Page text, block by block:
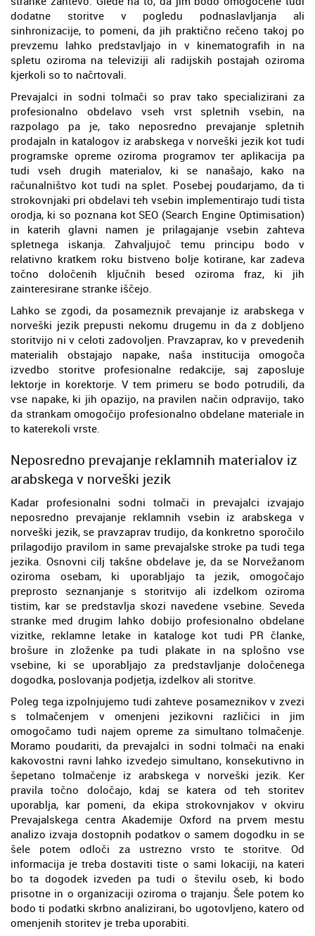
dodatne storitve v pogledu podnaslavljanja ali
sinhronizacije, to pomeni, da jih praktično rečeno takoj po
prevzemu lahko predstavljajo in v kinematografih in na
spletu oziroma na televiziji ali radijskih postajah oziroma
kjerkoli so to načrtovali.
Prevajalci in sodni tolmači so prav tako specializirani za
profesionalno obdelavo vseh vrst spletnih vsebin, na
razpolago pa je, tako neposredno prevajanje spletnih
prodajaln in katalogov iz arabskega v norveški jezik kot tudi
programske opreme oziroma programov ter aplikacija pa
tudi vseh drugih materialov, ki se nanašajo, kako na
računalništvo kot tudi na splet. Posebej poudarjamo, da ti
strokovnjaki pri obdelavi teh vsebin implementirajo tudi tista
orodja, ki so poznana kot SEO (Search Engine Optimisation)
in katerih glavni namen je prilagajanje vsebin zahteva
spletnega iskanja. Zahvaljujoč temu principu bodo v
relativno kratkem roku bistveno bolje kotirane, kar zadeva
točno določenih ključnih besed oziroma fraz, ki jih
zainteresirane stranke iščejo.
Lahko se zgodi, da posameznik prevajanje iz arabskega v
norveški jezik prepusti nekomu drugemu in da z dobljeno
storitvijo ni v celoti zadovoljen. Pravzaprav, ko v prevedenih
materialih obstajajo napake, naša institucija omogoča
izvedbo storitve profesionalne redakcije, saj zaposluje
lektorje in korektorje. V tem primeru se bodo potrudili, da
vse napake, ki jih opazijo, na pravilen način odpravijo, tako
da strankam omogočijo profesionalno obdelane materiale in
to katerekoli vrste.
Neposredno prevajanje reklamnih materialov iz
arabskega v norveški jezik
Kadar profesionalni sodni tolmači in prevajalci izvajajo
neposredno prevajanje reklamnih vsebin iz arabskega v
norveški jezik, se pravzaprav trudijo, da konkretno sporočilo
prilagodijo pravilom in same prevajalske stroke pa tudi tega
jezika. Osnovni cilj takšne obdelave je, da se Norvežanom
oziroma osebam, ki uporabljajo ta jezik, omogočajo
preprosto seznanjanje s storitvijo ali izdelkom oziroma
tistim, kar se predstavlja skozi navedene vsebine. Seveda
stranke med drugim lahko dobijo profesionalno obdelane
vizitke, reklamne letake in kataloge kot tudi PR članke,
brošure in zloženke pa tudi plakate in na splošno vse
vsebine, ki se uporabljajo za predstavljanje določenega
dogodka, poslovanja podjetja, izdelkov ali storitve.
Poleg tega izpolnjujemo tudi zahteve posameznikov v zvezi
s tolmačenjem v omenjeni jezikovni različici in jim
omogočamo tudi najem opreme za simultano tolmačenje.
Moramo poudariti, da prevajalci in sodni tolmači na enaki
kakovostni ravni lahko izvedejo simultano, konsekutivno in
šepetano tolmačenje iz arabskega v norveški jezik. Ker
pravila točno določajo, kdaj se katera od teh storitev
uporablja, kar pomeni, da ekipa strokovnjakov v okviru
Prevajalskega centra Akademije Oxford na prvem mestu
analizo izvaja dostopnih podatkov o samem dogodku in se
šele potem odloči za ustrezno vrsto te storitve. Od
informacija je treba dostaviti tiste o sami lokaciji, na kateri
bo ta dogodek izveden pa tudi o številu oseb, ki bodo
prisotne in o organizaciji oziroma o trajanju. Šele potem ko
bodo ti podatki skrbno analizirani, bo ugotovljeno, katero od
omenjenih storitev je treba uporabiti.